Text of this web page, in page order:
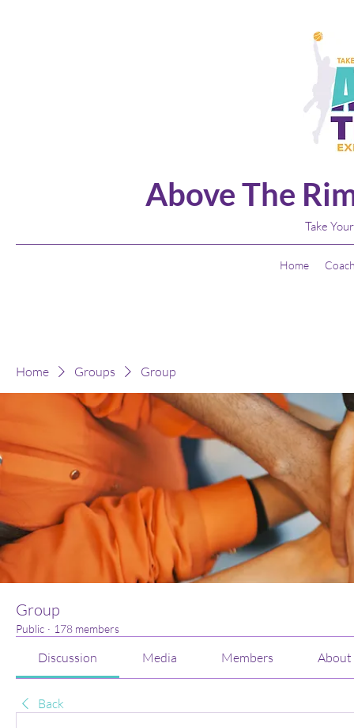
Above The
Take
Home
Home Groups Group
Group
Public · 178 members
Discussion Media Members About
Back